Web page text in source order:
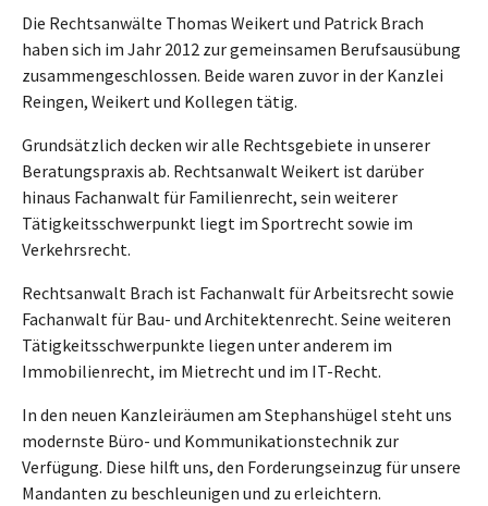
Die Rechtsanwälte Thomas Weikert und Patrick Brach
haben sich im Jahr 2012 zur gemeinsamen Berufsausübung
zusammengeschlossen. Beide waren zuvor in der Kanzlei
Reingen, Weikert und Kollegen tätig.
Grundsätzlich decken wir alle Rechtsgebiete in unserer
Beratungspraxis ab. Rechtsanwalt Weikert ist darüber
hinaus Fachanwalt für Familienrecht, sein weiterer
Tätigkeitsschwerpunkt liegt im Sportrecht sowie im
Verkehrsrecht.
Rechtsanwalt Brach ist Fachanwalt für Arbeitsrecht sowie
Fachanwalt für Bau- und Architektenrecht. Seine weiteren
Tätigkeitsschwerpunkte liegen unter anderem im
Immobilienrecht, im Mietrecht und im IT-Recht.
In den neuen Kanzleiräumen am Stephanshügel steht uns
modernste Büro- und Kommunikationstechnik zur
Verfügung. Diese hilft uns, den Forderungseinzug für unsere
Mandanten zu beschleunigen und zu erleichtern.